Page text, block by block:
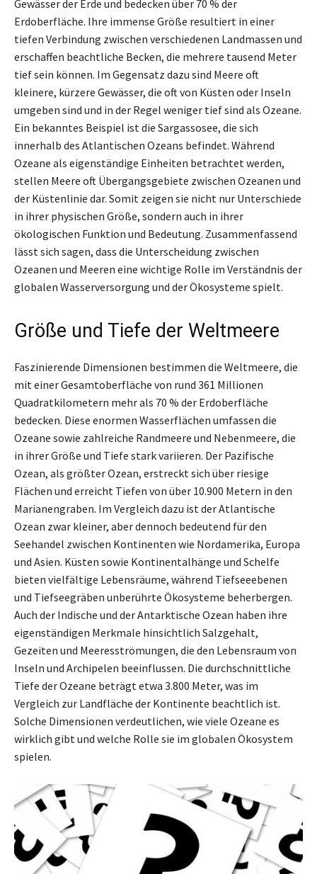
Gewässer der Erde und bedecken über 70 % der
Erdoberfläche. Ihre immense Größe resultiert in einer
tiefen Verbindung zwischen verschiedenen Landmassen und
erschaffen beachtliche Becken, die mehrere tausend Meter
tief sein können. Im Gegensatz dazu sind Meere oft
kleinere, kürzere Gewässer, die oft von Küsten oder Inseln
umgeben sind und in der Regel weniger tief sind als Ozeane.
Ein bekanntes Beispiel ist die Sargassosee, die sich
innerhalb des Atlantischen Ozeans befindet. Während
Ozeane als eigenständige Einheiten betrachtet werden,
stellen Meere oft Übergangsgebiete zwischen Ozeanen und
der Küstenlinie dar. Somit zeigen sie nicht nur Unterschiede
in ihrer physischen Größe, sondern auch in ihrer
ökologischen Funktion und Bedeutung. Zusammenfassend
lässt sich sagen, dass die Unterscheidung zwischen
Ozeanen und Meeren eine wichtige Rolle im Verständnis der
globalen Wasserversorgung und der Ökosysteme spielt.
Größe und Tiefe der Weltmeere
Faszinierende Dimensionen bestimmen die Weltmeere, die
mit einer Gesamtoberfläche von rund 361 Millionen
Quadratkilometern mehr als 70 % der Erdoberfläche
bedecken. Diese enormen Wasserflächen umfassen die
Ozeane sowie zahlreiche Randmeere und Nebenmeere, die
in ihrer Größe und Tiefe stark variieren. Der Pazifische
Ozean, als größter Ozean, erstreckt sich über riesige
Flächen und erreicht Tiefen von über 10.900 Metern in den
Marianengraben. Im Vergleich dazu ist der Atlantische
Ozean zwar kleiner, aber dennoch bedeutend für den
Seehandel zwischen Kontinenten wie Nordamerika, Europa
und Asien. Küsten sowie Kontinentalhänge und Schelfe
bieten vielfältige Lebensräume, während Tiefseeebenen
und Tiefseegräben unberührte Ökosysteme beherbergen.
Auch der Indische und der Antarktische Ozean haben ihre
eigenständigen Merkmale hinsichtlich Salzgehalt,
Gezeiten und Meeresströmungen, die den Lebensraum von
Inseln und Archipelen beeinflussen. Die durchschnittliche
Tiefe der Ozeane beträgt etwa 3.800 Meter, was im
Vergleich zur Landfläche der Kontinente beachtlich ist.
Solche Dimensionen verdeutlichen, wie viele Ozeane es
wirklich gibt und welche Rolle sie im globalen Ökosystem
spielen.